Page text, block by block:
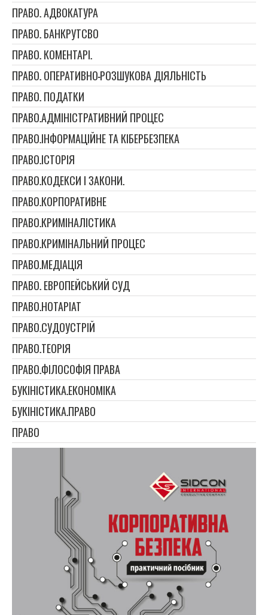
ПРАВО. АДВОКАТУРА
ПРАВО. БАНКРУТСВО
ПРАВО. КОМЕНТАРІ.
ПРАВО. ОПЕРАТИВНО-РОЗШУКОВА ДІЯЛЬНІСТЬ
ПРАВО. ПОДАТКИ
ПРАВО.АДМІНІСТРАТИВНИЙ ПРОЦЕС
ПРАВО.ІНФОРМАЦІЙНЕ ТА КІБЕРБЕЗПЕКА
ПРАВО.ІСТОРІЯ
ПРАВО.КОДЕКСИ І ЗАКОНИ.
ПРАВО.КОРПОРАТИВНЕ
ПРАВО.КРИМІНАЛІСТИКА
ПРАВО.КРИМІНАЛЬНИЙ ПРОЦЕС
ПРАВО.МЕДІАЦІЯ
ПРАВО. ЕВРОПЕЙСЬКИЙ СУД
ПРАВО.НОТАРІАТ
ПРАВО.СУДОУСТРІЙ
ПРАВО.ТЕОРІЯ
ПРАВО.ФІЛОСОФІЯ ПРАВА
БУКІНІСТИКА.ЕКОНОМІКА
БУКІНІСТИКА.ПРАВО
ПРАВО